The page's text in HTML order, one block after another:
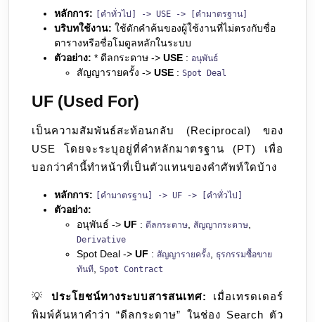
หลักการ: [คำทั่วไป] -> USE -> [คำมาตรฐาน]
บริบทใช้งาน: ใช้ดักคำค้นของผู้ใช้งานที่ไม่ตรงกับชื่อ
ตารางหรือชื่อโมดูลหลักในระบบ
ตัวอย่าง: * ดีลกระดาษ -> USE : อนุพันธ์
สัญญารายครั้ง -> USE : Spot Deal
UF (Used For)
เป็นความสัมพันธ์สะท้อนกลับ (Reciprocal) ของ
USE โดยจะระบุอยู่ที่คำหลักมาตรฐาน (PT) เพื่อ
บอกว่าคำนี้ทำหน้าที่เป็นตัวแทนของคำศัพท์ใดบ้าง
หลักการ: [คำมาตรฐาน] -> UF -> [คำทั่วไป]
ตัวอย่าง:
อนุพันธ์ -> UF : ดีลกระดาษ, สัญญากระดาษ,
Derivative
Spot Deal -> UF : สัญญารายครั้ง, ธุรกรรมซื้อขาย
ทันที, Spot Contract
💡ประโยชน์ทางระบบสารสนเทศ:
เมื่อเทรดเดอร์
พิมพ์ค้นหาคำว่า “ดีลกระดาษ” ในช่อง Search ตัว